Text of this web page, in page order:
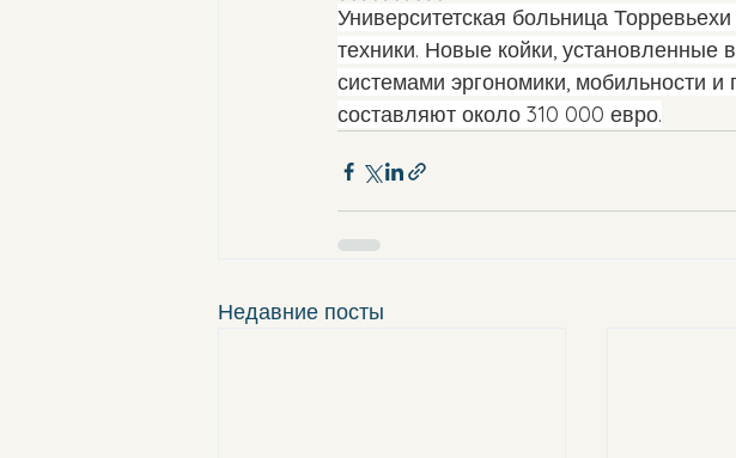
Университетская больница
техники. Новые койки,
системами эргономики, мобильности
составляют около 310 000 евро.
Недавние посты